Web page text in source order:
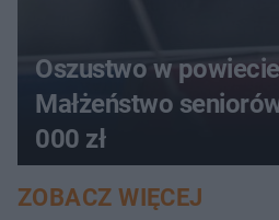
Oszustwo w
Małżeństwo
000 zł
ZOBACZ WIĘCEJ